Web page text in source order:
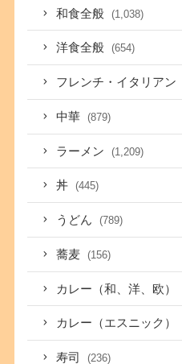
和食全般 (1,038)
洋食全般 (654)
フレンチ・イタリアン
中華 (879)
ラーメン (1,209)
丼 (445)
うどん (789)
蕎麦 (156)
カレー（和、洋、欧）
カレー（エスニック）
寿司 (236)